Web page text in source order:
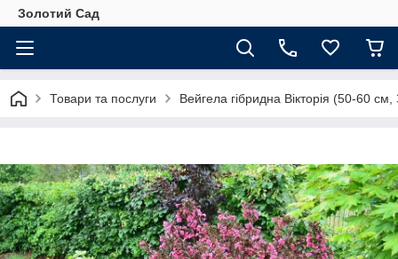
Золотий Сад
Товари та послуги Вейгела гібридна Вікторія (50-60